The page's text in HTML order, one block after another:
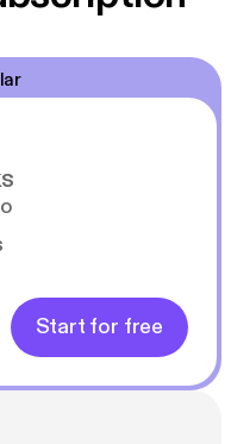
personas
tu sistema
Start for free